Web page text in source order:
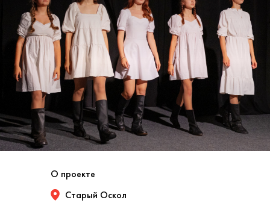
О проекте
Старый Оскол